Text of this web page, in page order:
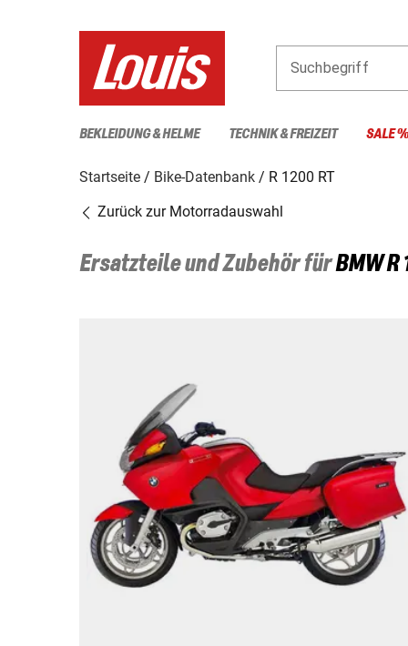
Suchbegriff
BEKLEIDUNG & HELME TECHNIK & FREIZEIT SALE %
Startseite Bike-Datenbank
R 1200 RT
Zurück zur Motorradauswahl
Ersatzteile und Zubehör fürBMWR